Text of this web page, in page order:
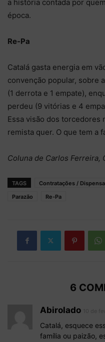
a história contada por
época.
Re-Pa
Catalá gasta energia em
convenção popular, sobre
(1 derrota e 1 empate),
perdeu (9 vitórias e 4
Essa visão dos torcedores
remista quer. O que tem a
Coluna de Carlos Ferreira,
TAGS Contratações /
Parazão
Re-Pa
6
Abirolado
Catalá, esquece
família ou paizão,